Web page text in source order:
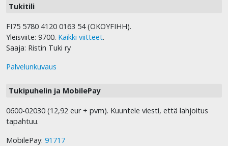
Tukitili
FI75 5780 4120 0163 54 (OKOYFIHH).
Yleisviite: 9700. Kaikki viitteet.
Saaja: Ristin Tuki ry
Palvelunkuvaus
Tukipuhelin ja MobilePay
0600-02030 (12,92 eur + pvm). Kuuntele viesti, että lahjoitus
tapahtuu.
MobilePay: 91717